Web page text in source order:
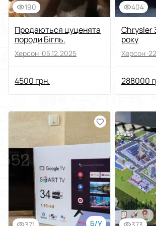
190
Продаються цуценята
породи Бігль.
Херсон ·05.12.2025
4500 грн.
404
Chrysler
року
Херсон ·
288000
Б/У